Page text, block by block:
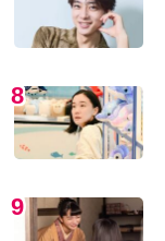
8
9